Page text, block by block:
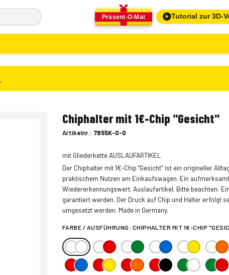
Präsent-O-Mat Tutorial zur 3D-
Chiphalter mit 1€-Chip "Gesicht"
Artikelnr.: 7855K-0-0
mit Gliederkette AUSLAUFARTIKEL
Der Chiphalter mit 1€-Chip "Gesicht“ ist ein origineller
praktischem Nutzen am Einkaufswagen. Ein
Wiedererkennungswert. Auslaufartikel. Bitte beachten:
garantiert werden. Der Druck auf Chip und Halter erfolgt
umgesetzt werden. Made in Germany.
FARBE / AUSFÜHRUNG: CHIPHALTER MIT 1€-CHIP